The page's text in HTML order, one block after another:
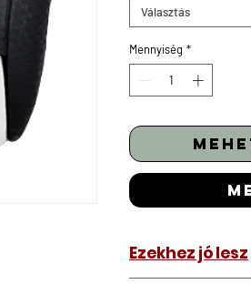
Választás
Mennyiség *
Ezekhez jó lesz